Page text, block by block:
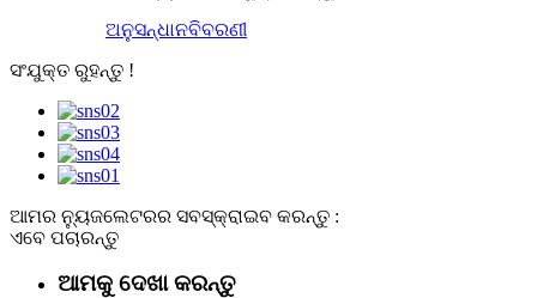
ଅନୁସନ୍ଧାନବିବରଣୀ
ସଂଯୁକ୍ତ ରୁହନ୍ତୁ !
ଆମର ନ୍ୟୁଜଲେଟରର ସବସ୍କ୍ରାଇବ କରନ୍ତୁ :
ଏବେ ପଚାରନ୍ତୁ
ଆମକୁ ଦେଖା କରନ୍ତୁ